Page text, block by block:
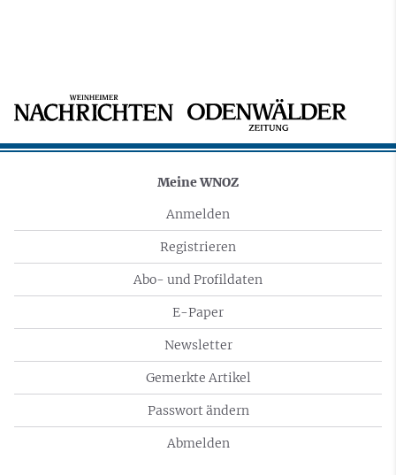
Meine WNOZ
Anmelden
Registrieren
Abo- und Profildaten
E-Paper
Newsletter
Gemerkte Artikel
Passwort ändern
Abmelden